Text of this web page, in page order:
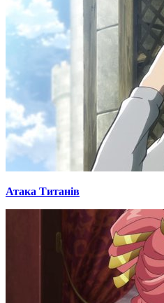
Атака Титанів